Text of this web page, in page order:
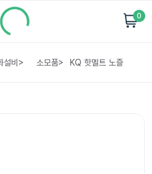
0
설비 > 소모품> KQ 핫멜트 노즐